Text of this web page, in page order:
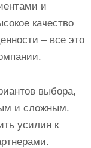
и
качество
– все это
выбора,
и сложным.
усилия к